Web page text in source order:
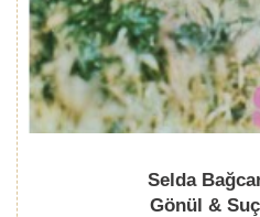
Selda
Gönül &